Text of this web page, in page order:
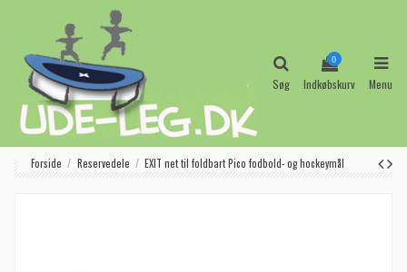
Søg
0
Indkøbskurv Menu
Forside Reservedele EXIT net til foldbart Pico fodbold- og hockeymål